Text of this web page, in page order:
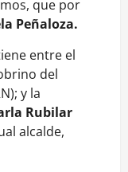
que por
Peñaloza.
entre el
del
y la
Rubilar
alcalde,